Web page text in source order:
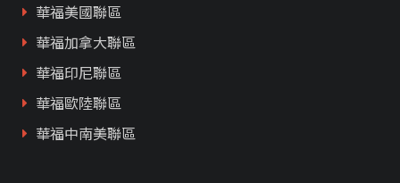
華福美國聯區
華福加拿大聯區
華福印尼聯區
華福歐陸聯區
華福中南美聯區